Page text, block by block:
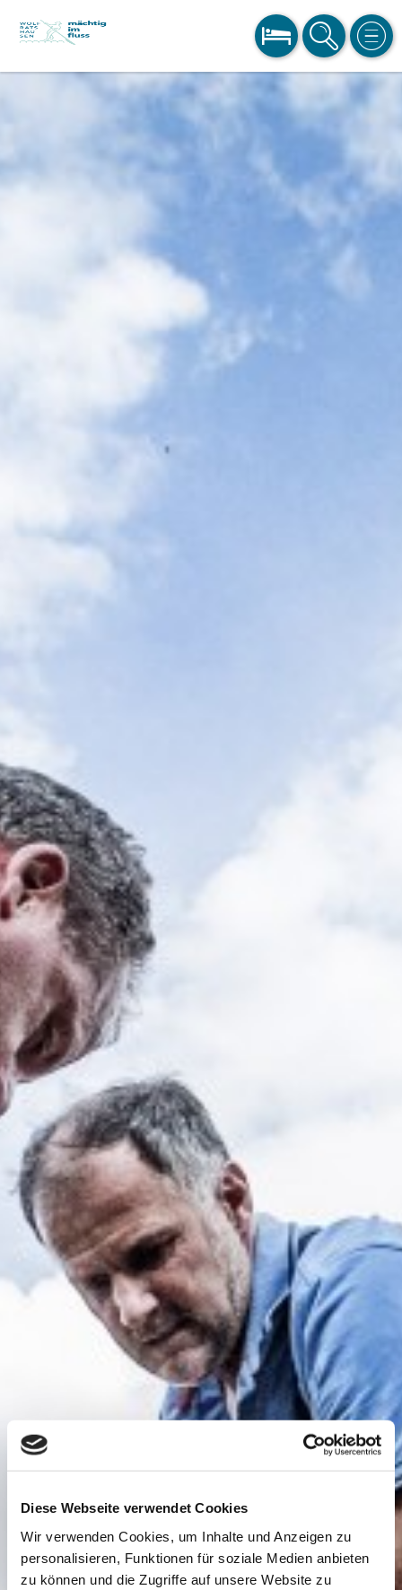
Diese Webseite verwendet Cookies
Wir verwenden Cookies, um Inhalte und Anzeigen zu
personalisieren, Funktionen für soziale Medien anbieten
zu können und die Zugriffe auf unsere Website zu
BUCHEN SUCHE MENÜ